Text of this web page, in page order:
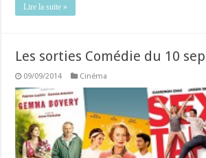
Lire la suite »
Les sorties Comédie du 10
09/09/2014 Cinéma